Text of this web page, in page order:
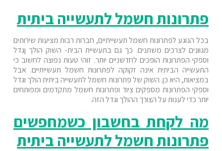
פתרונות חשמל לתעשייה ביתית
בכל הנוגע לפתרונות חשמל תעשייתיים, חברות רבות מציעות שירותים
מגוונים לצרכים משתנים. כך גם בתעשיית הבית- השוק הולך ןגדל
וספקי הפתרונות הופכים לחדשניים יותר. זוהי טעות נפוצה לחשוב כי
התעשייה הביתית אינה זקוקה לפתרונות חשמל תעשייתיים. אבל
במציאות, היא כן. השוק של פתרונות חשמל לתעשייה ביתית הולך וגדל
וספקי הפתרונות מספקים ציוד ופתרונות חשמל מתקדמים ומפותחים
יותר כדי לענות על הצורך ההולך וגדל הזה.
מה לקחת בחשבון כשמחפשים
פתרונות חשמל לתעשייה ביתית